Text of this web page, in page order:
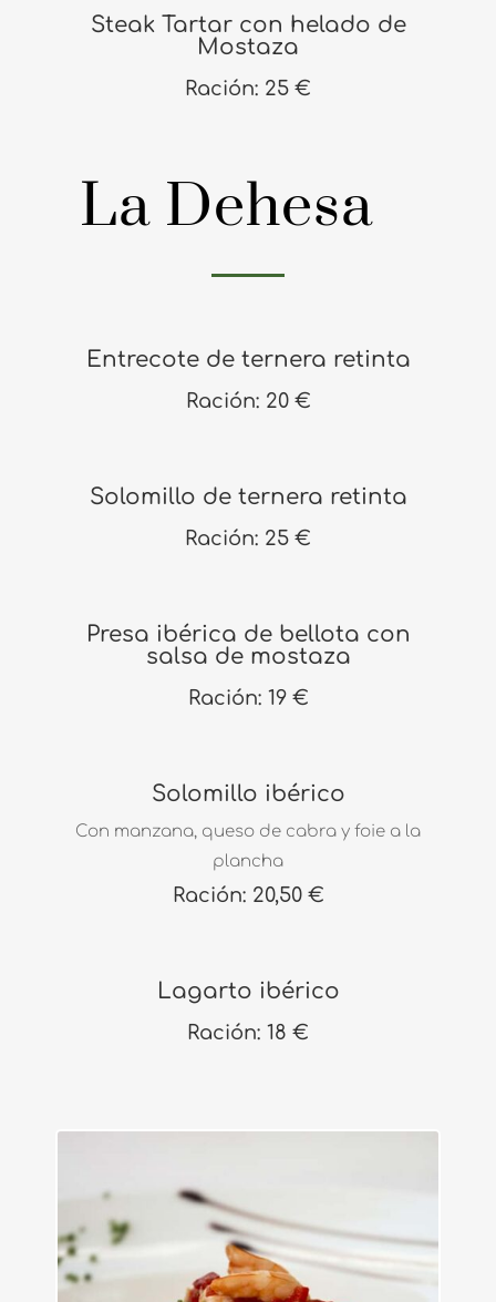
Steak Tartar con helado de
Mostaza
Ración: 25 €
La Dehesa
Entrecote de ternera retinta
Ración: 20 €
Solomillo de ternera retinta
Ración: 25 €
Presa ibérica de bellota con
salsa de mostaza
Ración: 19 €
Solomillo ibérico
Con manzana, queso de cabra y foie a la
plancha
Ración: 20,50 €
Lagarto ibérico
Ración: 18 €